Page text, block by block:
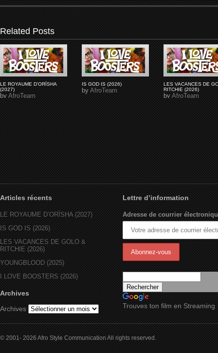
Related Posts
LE ROYAUME D'ORÏSHA
(2027)
byAfroTeam
IS GOD IS (2026)
byAfroTeam
LES VACANCES DE
RITCHIE (2026)
byAfroTeam
Articles récents
LE ROYAUME D’ORÏSHA (2027)
IS GOD IS (2026)
LES VACANCES DE GOLO &
RITCHIE (2026)
YOUNGBLOOD (2025)
I LOVE BOOSTERS (2026)
Archives
Archives
Lettre d’information
Adresse de courrier
Trouves ton film en Streaming
© 2001- 2026 Afro Style Communication All rights reserved.